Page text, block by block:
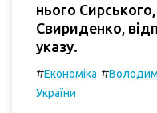
нього
Свириденко,
указу.
#Економіка #
України